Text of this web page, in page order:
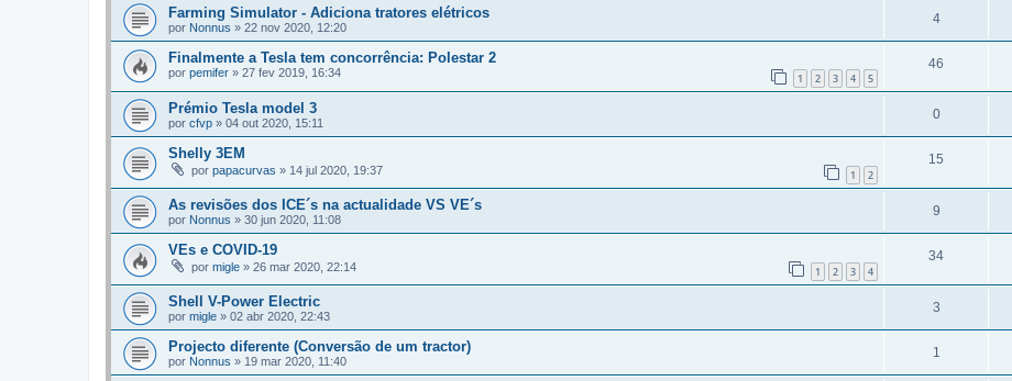
Farming Simulator - Adiciona tratores elétricos
por Nonnus » 22 nov 2020, 12:20
4
Finalmente a Tesla tem concorrência: Polestar 2
por pemifer » 27 fev 2019, 16:34 1 2 3 4 5
46
Prémio Tesla model 3
por cfvp » 04 out 2020, 15:11
0
Shelly 3EM
por papacurvas » 14 jul 2020, 19:37 1 2
15
As revisões dos ICE´s na actualidade VS VE´s
por Nonnus » 30 jun 2020, 11:08
9
VEs e COVID-19
por migle » 26 mar 2020, 22:14 1 2 3 4
34
Shell V-Power Electric
por migle » 02 abr 2020, 22:43
3
Projecto diferente (Conversão de um tractor)
por Nonnus » 19 mar 2020, 11:40
1